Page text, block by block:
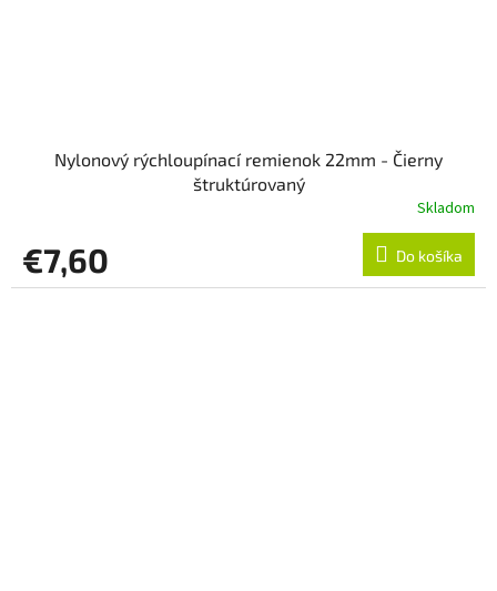
Nylonový rýchloupínací remienok 22mm - Čierny
štruktúrovaný
Skladom
€7,60 Do košíka